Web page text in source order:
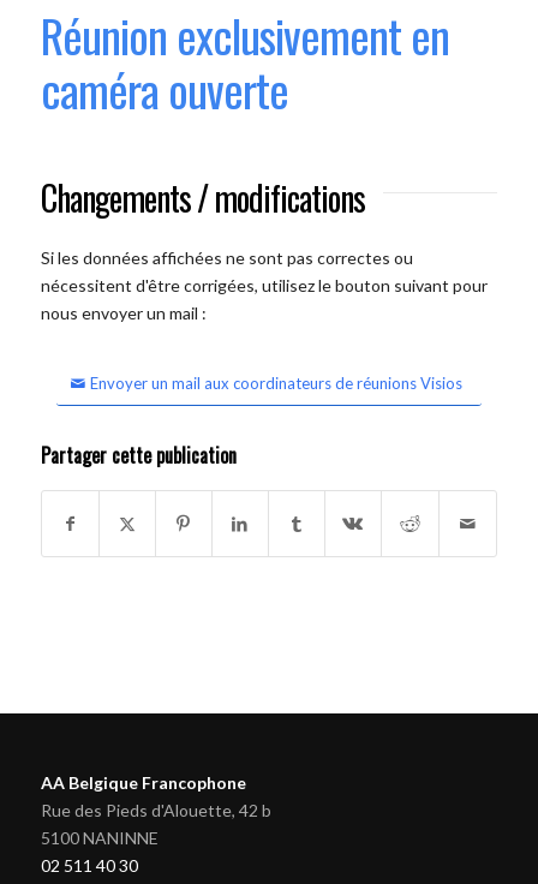
Réunion exclusivement en
caméra ouverte
Changements / modifications
Si les données affichées ne sont pas correctes ou
nécessitent d'être corrigées, utilisez le bouton suivant pour
nous envoyer un mail :
Envoyer un mail aux coordinateurs de réunions Visios
Partager cette publication
AA Belgique Francophone
Rue des Pieds d'Alouette, 42 b
5100 NANINNE
02 511 40 30